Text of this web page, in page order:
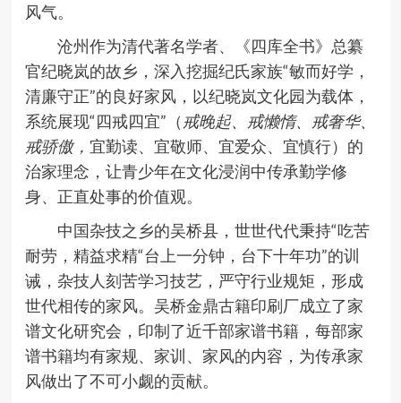
风气。
沧州作为清代著名学者、《四库全书》总纂
官纪晓岚的故乡，深入挖掘纪氏家族“敏而好学，
清廉守正”的良好家风，以纪晓岚文化园为载体，
系统展现“四戒四宜”（ 戒晚起、戒懒惰、戒奢华、
戒骄傲， 宜勤读、宜敬师、宜爱众、宜慎行）的
治家理念，让青少年在文化浸润中传承勤学修
身、正直处事的价值观。
中国杂技之乡的吴桥县，世世代代秉持“吃苦
耐劳，精益求精“台上一分钟，台下十年功”的训
诫，杂技人刻苦学习技艺，严守行业规矩，形成
世代相传的家风。吴桥金鼎古籍印刷厂成立了家
谱文化研究会，印制了近千部家谱书籍，每部家
谱书籍均有家规、家训、家风的内容，为传承家
风做出了不可小觑的贡献。